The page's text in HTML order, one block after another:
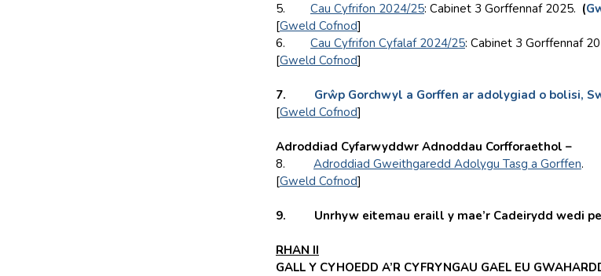
5. Cau Cyfrifon 2024/25: Cabinet 3 Gorffennaf 2025. (
[Gweld Cofnod]
6. Cau Cyfrifon Cyfalaf 2024/25: Cabinet 3 Gorffennaf
[Gweld Cofnod]
7. Grŵp Gorchwyl a Gorffen ar adolygiad o bolisi,
[Gweld Cofnod]
Adroddiad Cyfarwyddwr Adnoddau Corfforaethol –
8. Adroddiad Gweithgaredd Adolygu Tasg a Gorffen.
[Gweld Cofnod]
9. Unrhyw eitemau eraill y mae’r Cadeirydd wedi
RHAN II
GALL Y CYHOEDD A’R CYFRYNGAU GAEL EU